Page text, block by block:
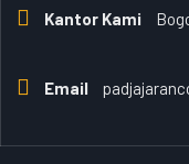
Kantor Kami
Email